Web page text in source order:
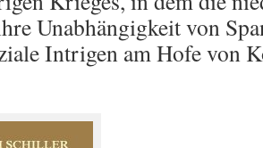
Unabhängigkeit von
Intrigen am Hofe von